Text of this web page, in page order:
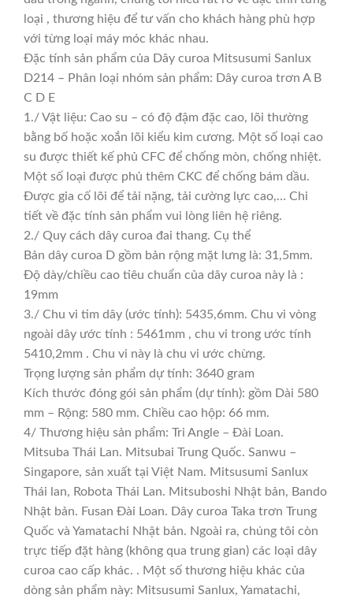
loại , thương hiệu để tư vấn cho khách hàng phù hợp
với từng loại máy móc khác nhau.
Đặc tính sản phẩm của Dây curoa Mitsusumi Sanlux
D214 – Phân loại nhóm sản phẩm: Dây curoa trơn A B
C D E
1./ Vật liệu: Cao su – có độ đậm đặc cao, lõi thường
bằng bố hoặc xoắn lõi kiểu kim cương. Một số loại cao
su được thiết kế phủ CFC để chống mòn, chống nhiệt.
Một số loại được phủ thêm CKC để chống bám dầu.
Được gia cố lõi để tải nặng, tải cường lực cao,… Chi
tiết về đặc tính sản phẩm vui lòng liên hệ riêng.
2./ Quy cách dây curoa đai thang. Cụ thể
Bản dây curoa D gồm bản rộng mặt lưng là: 31,5mm.
Độ dày/chiều cao tiêu chuẩn của dây curoa này là :
19mm
3./ Chu vi tim dây (ước tính): 5435,6mm. Chu vi vòng
ngoài dây ước tính : 5461mm , chu vi trong ước tính
5410,2mm . Chu vi này là chu vi ước chừng.
Trọng lượng sản phẩm dự tính: 3640 gram
Kích thước đóng gói sản phẩm (dự tính): gồm Dài 580
mm – Rộng: 580 mm. Chiều cao hộp: 66 mm.
4/ Thương hiệu sản phẩm: Tri Angle – Đài Loan.
Mitsuba Thái Lan. Mitsubai Trung Quốc. Sanwu –
Singapore, sản xuất tại Việt Nam. Mitsusumi Sanlux
Thái lan, Robota Thái Lan. Mitsuboshi Nhật bản, Bando
Nhật bản. Fusan Đài Loan. Dây curoa Taka trơn Trung
Quốc và Yamatachi Nhật bản. Ngoài ra, chúng tôi còn
trực tiếp đặt hàng (không qua trung gian) các loại dây
curoa cao cấp khác. . Một số thương hiệu khác của
dòng sản phẩm này: Mitsusumi Sanlux, Yamatachi,